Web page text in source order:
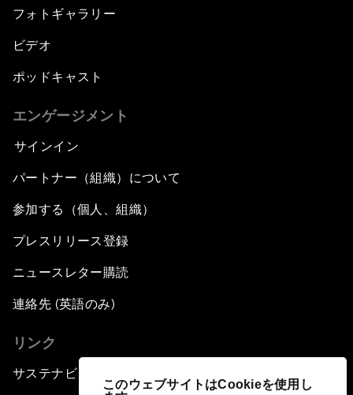
このウェブサイトはCookieを使用し
フォトギャラリー
ビデオ
ポッドキャスト
エンゲージメント
サインイン
パートナー（組織）について
参加する（個人、組織）
プレスリリース登録
ニュースレター購読
連絡先 (英語のみ)
リンク
サステナビリティへの取り組み